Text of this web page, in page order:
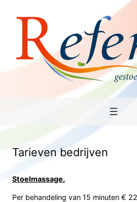
Tarieven bedrijven
Stoelmassage.
Per behandeling van 15 minuten €